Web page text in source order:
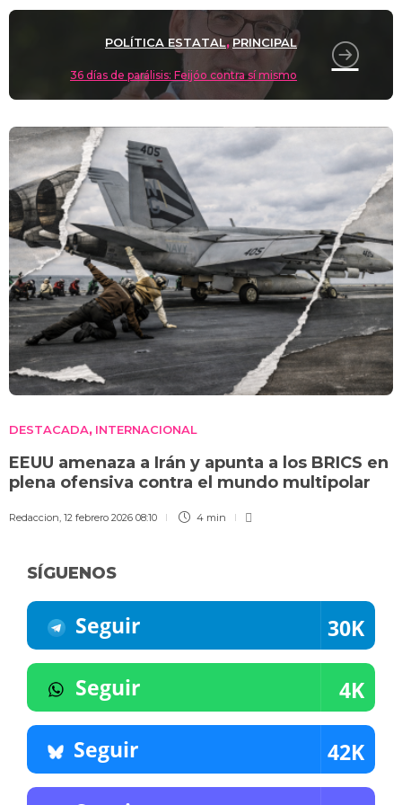
POLÍTICA ESTATAL, PRINCIPAL
36 días de parálisis: Feijóo contra sí mismo
DESTACADA, INTERNACIONAL
EEUU amenaza a Irán y apunta a los BRICS en
plena ofensiva contra el mundo multipolar
Redaccion, 12 febrero 2026 08:10 4 min
SÍGUENOS
Seguir 30K
Seguir 4K
Seguir 42K